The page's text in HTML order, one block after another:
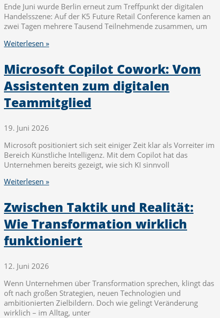
Ende Juni wurde Berlin erneut zum Treffpunkt der digitalen
Handelsszene: Auf der K5 Future Retail Conference kamen an
zwei Tagen mehrere Tausend Teilnehmende zusammen, um
Weiterlesen »
Microsoft Copilot Cowork: Vom
Assistenten zum digitalen
Teammitglied
19. Juni 2026
Microsoft positioniert sich seit einiger Zeit klar als Vorreiter im
Bereich Künstliche Intelligenz. Mit dem Copilot hat das
Unternehmen bereits gezeigt, wie sich KI sinnvoll
Weiterlesen »
Zwischen Taktik und Realität:
Wie Transformation wirklich
funktioniert
12. Juni 2026
Wenn Unternehmen über Transformation sprechen, klingt das
oft nach großen Strategien, neuen Technologien und
ambitionierten Zielbildern. Doch wie gelingt Veränderung
wirklich – im Alltag, unter